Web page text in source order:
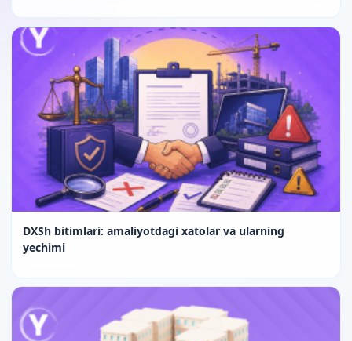
DXSh bitimlari: amaliyotdagi xatolar va ularning
yechimi